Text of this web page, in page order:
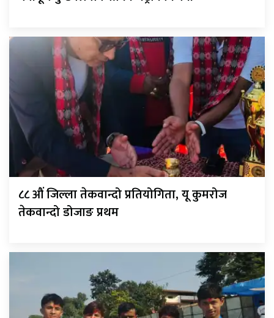
८८ औं जिल्ला तेकवान्दो प्रतियोगिता, यू कुमरोज
तेकवान्दो डोजाङ प्रथम